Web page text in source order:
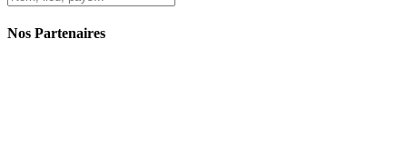
Nos Partenaires